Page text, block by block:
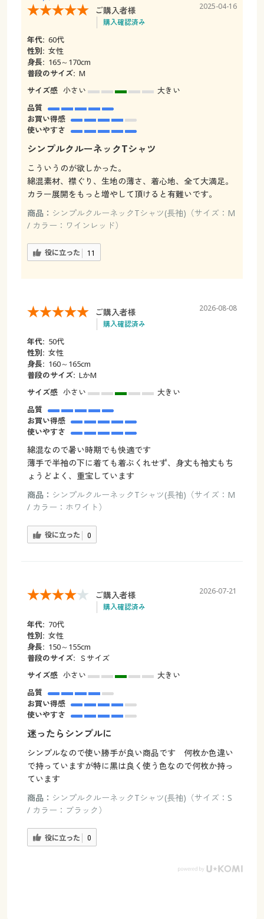
ご購入者様
購入確認済み
2025-04-16
年代: 60代
性別: 女性
身長: 165～170cm
普段のサイズ: M
サイズ感 小さい
大きい
品質
お買い得感
使いやすさ
シンプルクルーネックTシャツ
こういうのが欲しかった。
綿混素材、襟ぐり、生地の薄さ、着心地、全て大満足。
カラー展開をもっと増やして頂けると有難いです。
商品： シンプルクルーネックTシャツ(長袖)（サイズ：M
/ カラー：ワインレッド）
役に立った 11
ご購入者様
購入確認済み
2026-08-08
年代: 50代
性別: 女性
身長: 160～165cm
普段のサイズ: LかM
サイズ感 小さい
大きい
品質
お買い得感
使いやすさ
綿混なので暑い時期でも快適です
薄手で半袖の下に着ても着ぶくれせず、身丈も袖丈もち
ょうどよく、重宝しています
商品： シンプルクルーネックTシャツ(長袖)（サイズ：M
/ カラー：ホワイト）
役に立った 0
ご購入者様
購入確認済み
2026-07-21
年代: 70代
性別: 女性
身長: 150～155cm
普段のサイズ: Ｓサイズ
サイズ感 小さい
大きい
品質
お買い得感
使いやすさ
迷ったらシンプルに
シンプルなので使い勝手が良い商品です 何枚か色違い
で持っていますが特に黒は良く使う色なので何枚か持っ
ています
商品： シンプルクルーネックTシャツ(長袖)（サイズ：S
/ カラー：ブラック）
役に立った 0